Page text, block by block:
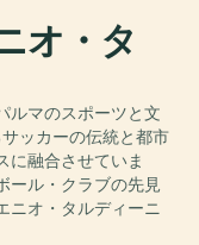
オ・タ
ルマのスポーツと文
ッカーの伝統と都市
に融合させていま
ール・クラブの先見
ニオ・タルディーニ